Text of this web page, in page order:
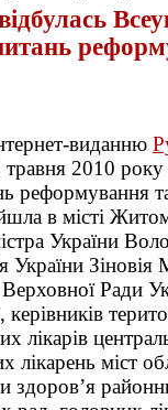
виданню
2010 року
реформування
в місті
України
України Зіновія
Ради
керівників
лікарів
лікарень міст
здоров’я